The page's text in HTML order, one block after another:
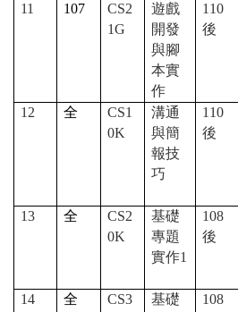
11
107
CS2
1G
遊戲
開發
與腳
本實
作
110
後
12
全
CS1
0K
溝通
與簡
報技
巧
110
後
13
全
CS2
0K
基礎
專題
實作1
108
後
14
全 CS3 基礎 108